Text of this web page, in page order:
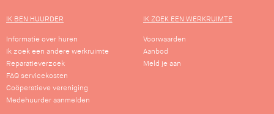
IK BEN HUURDER
Informatie over huren
Ik zoek een andere werkruimte
Reparatieverzoek
FAQ servicekosten
Coöperatieve vereniging
Medehuurder aanmelden
IK ZOEK EEN WERKRUIMTE
Voorwaarden
Aanbod
Meld je aan